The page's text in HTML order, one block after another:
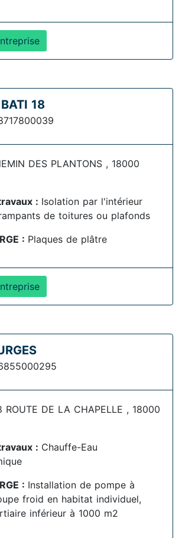
18
DES PLANTONS , 18000
: Isolation par l'intérieur
de toitures ou plafonds
: Plaques de plâtre
ROUTE DE LA CHAPELLE , 18000
: Chauffe-Eau
: Installation de pompe à
froid en habitat individuel,
inférieur à 1000 m2